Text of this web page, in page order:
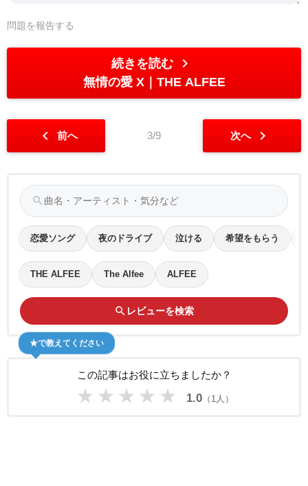
問題を報告する
続きを読む chevron_right
無情の愛 X THE ALFEE
chevron_left 前へ 3/9 次へ chevron_right
search
恋愛ソング 夜のドライブ 泣ける 希望をもらう
THE ALFEE The Alfee ALFEE
search レビューを検索
この記事はお役に立ちましたか？
★ ★ ★ ★ ★ 1.0（1人）
★で教えてください